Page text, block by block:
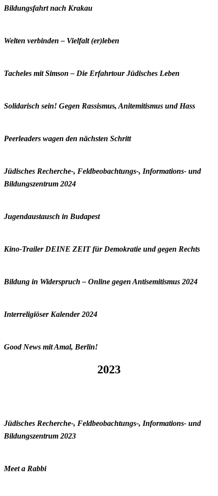
Bildungsfahrt nach Krakau
Welten verbinden – Vielfalt (er)leben
Tacheles mit Simson – Die Erfahrtour Jüdisches Leben
Solidarisch sein! Gegen Rassismus, Anitemitismus und Hass
Peerleaders wagen den nächsten Schritt
Jüdisches Recherche-, Feldbeobachtungs-, Informations- und
Bildungszentrum 2024
Jugendaustausch in Budapest
Kino-Trailer DEINE ZEIT für Demokratie und gegen Rechts
Bildung in Widerspruch – Online gegen Antisemitismus 2024
Interreligiöser Kalender 2024
Good News mit Amal, Berlin!
2023
Jüdisches Recherche-, Feldbeobachtungs-, Informations- und
Bildungszentrum 2023
Meet a Rabbi